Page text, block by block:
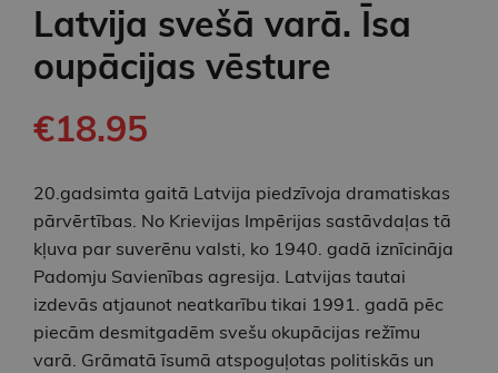
Latvija svešā varā. Īsa
oupācijas vēsture
€18.95
20.gadsimta gaitā Latvija piedzīvoja dramatiskas
pārvērtības. No Krievijas Impērijas sastāvdaļas tā
kļuva par suverēnu valsti, ko 1940. gadā iznīcināja
Padomju Savienības agresija. Latvijas tautai
izdevās atjaunot neatkarību tikai 1991. gadā pēc
piecām desmitgadēm svešu okupācijas režīmu
varā. Grāmatā īsumā atspoguļotas politiskās un